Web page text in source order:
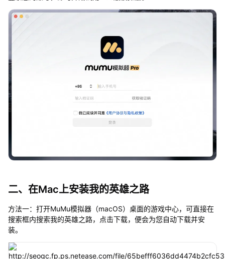
二、在Mac上安装我的英雄之路
方法一：打开MuMu模拟器（macOS）桌面的游戏中心，可直接在
搜索框内搜索我的英雄之路，点击下载，便会为您自动下载并安
装。